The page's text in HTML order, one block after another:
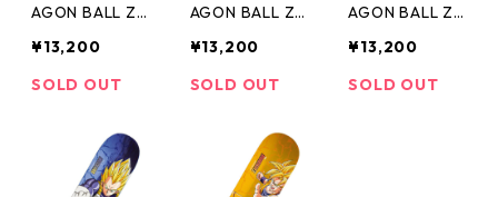
AGON BALL Z
TRUNKS DIEGO
NAJERA DECK
ケートボードデ
ッキ プリミテ
ィブ ドラゴン
¥13,200
SOLD OUT
AGON BALL Z
NICK TUCKER
DECK セル ス
ッキ プリミテ
ィブ ドラゴン
ボールZ
¥13,200
SOLD OUT
AGON BALL Z
S RIBEIRO DEC
K フリーザ スケ
¥13,200
SOLD OUT